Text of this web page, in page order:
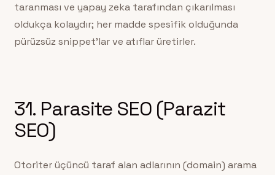
taranması ve yapay zeka tarafından çıkarılması
oldukça kolaydır; her madde spesifik olduğunda
pürüzsüz snippet’lar ve atıflar üretirler.
31. Parasite SEO (Parazit
SEO)
Otoriter üçüncü taraf alan adlarının (domain) arama